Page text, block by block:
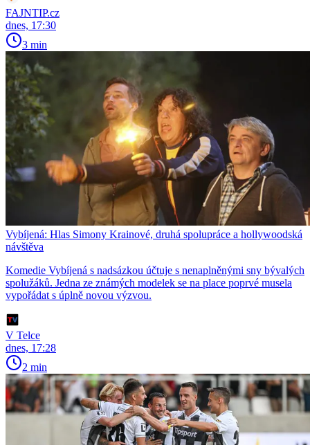
FAJNTIP.cz
dnes, 17:30
3 min
Vybíjená: Hlas Simony Krainové, druhá spolupráce a hollywoodská
návštěva
Komedie Vybíjená s nadsázkou účtuje s nenaplněnými sny bývalých
spolužáků. Jedna ze známých modelek se na place poprvé musela
vypořádat s úplně novou výzvou.
V Telce
dnes, 17:28
2 min